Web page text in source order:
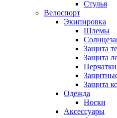
Стулья
Велоспорт
Экипировка
Шлемы
Защита
Защита
Перчатки
Защита
Одежда
Носки
Аксессуары